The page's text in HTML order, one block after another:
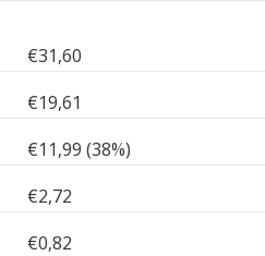
€31,60
€19,61
€11,99 (38%)
€2,72
€0,82